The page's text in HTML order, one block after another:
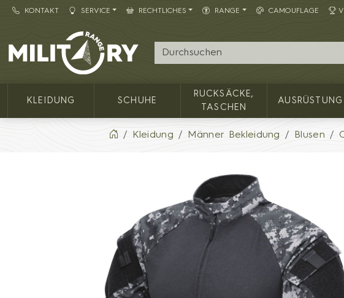
KONTAKT SERVICE RECHTLICHES RANGE CAMOUFLAGE
Army shop MILITARY RANGE
KLEIDUNG SCHUHE
RUCKSÄCKE,
TASCHEN
AUSRÜSTUNG
Kleidung Männer Bekleidung Blusen